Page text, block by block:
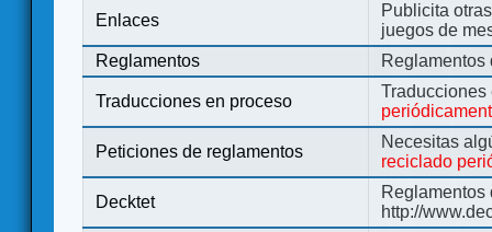
Enlaces
Publicita
juegos de
Reglamentos
Reglamentos
Traducciones en proceso
Peticiones de reglamentos
Necesitas
reciclado
Decktet
Reglamentos
http://